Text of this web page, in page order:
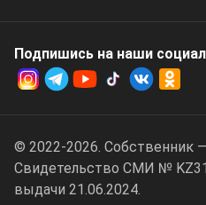
Подпишись на наши
© 2022-2026. Собственник —
Cвидетельство СМИ №
выдачи 21.06.2024.